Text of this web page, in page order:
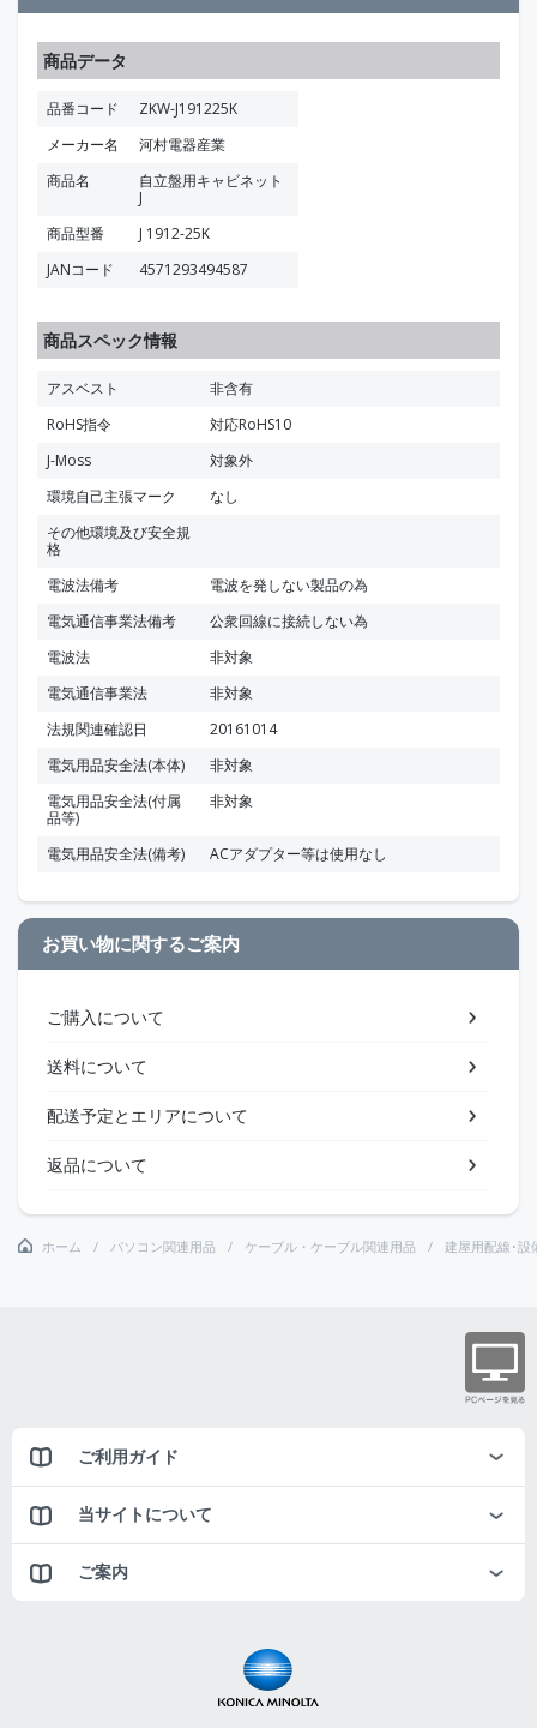
商品データ
品番コード
ZKW-J191225K
メーカー名
河村電器産業
商品名
自立盤用キャビネット
J
商品型番
J 1912-25K
JANコード
4571293494587
商品スペック情報
アスベスト
非含有
RoHS指令
対応RoHS10
J-Moss
対象外
環境自己主張マーク
なし
その他環境及び安全規
格
電波法備考
電波を発しない製品の為
電気通信事業法備考
公衆回線に接続しない為
電波法
非対象
電気通信事業法
非対象
法規関連確認日
20161014
電気用品安全法(本体)
非対象
電気用品安全法(付属
品等)
非対象
電気用品安全法(備考) ACアダプター等は使用なし
お買い物に関するご案内
ご購入について
送料について
配送予定とエリアについて
返品について
ホーム パソコン関連用品 ケーブル・ケーブル関連用品 建屋用配線･設
ご利用ガイド
当サイトについて
ご案内